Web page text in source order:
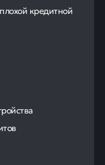
кредитной